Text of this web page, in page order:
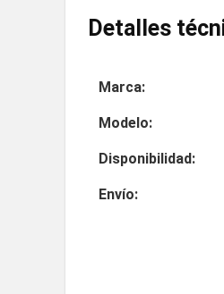
Detalles
Marca:
Modelo:
Disponibilidad:
Envío: